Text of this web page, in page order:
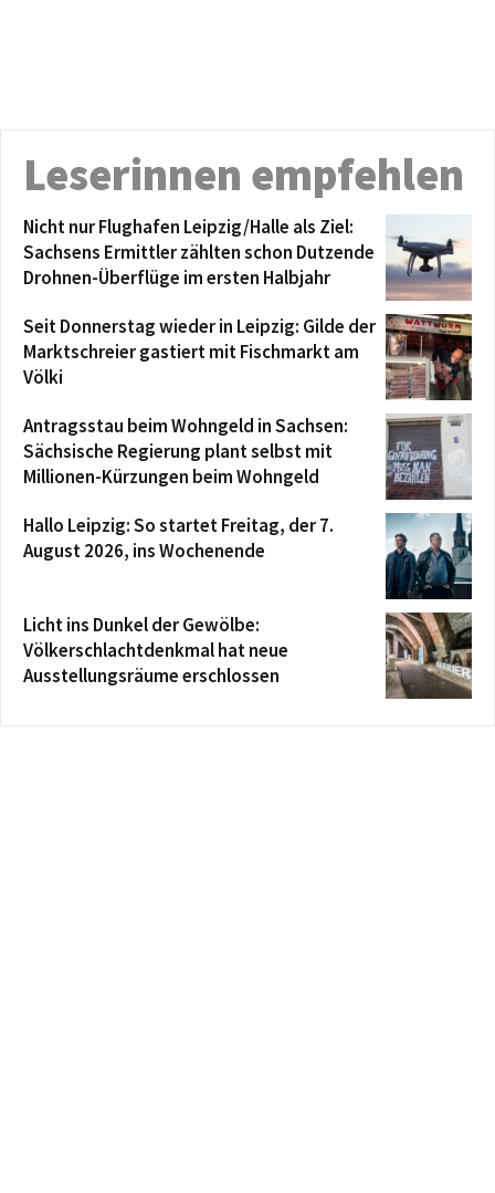
Leserinnen empfehlen
Nicht nur Flughafen Leipzig/Halle als Ziel:
Sachsens Ermittler zählten schon Dutzende
Drohnen-Überflüge im ersten Halbjahr
Seit Donnerstag wieder in Leipzig: Gilde der
Marktschreier gastiert mit Fischmarkt am
Völki
Antragsstau beim Wohngeld in Sachsen:
Sächsische Regierung plant selbst mit
Millionen-Kürzungen beim Wohngeld
Hallo Leipzig: So startet Freitag, der 7.
August 2026, ins Wochenende
Licht ins Dunkel der Gewölbe:
Völkerschlachtdenkmal hat neue
Ausstellungsräume erschlossen